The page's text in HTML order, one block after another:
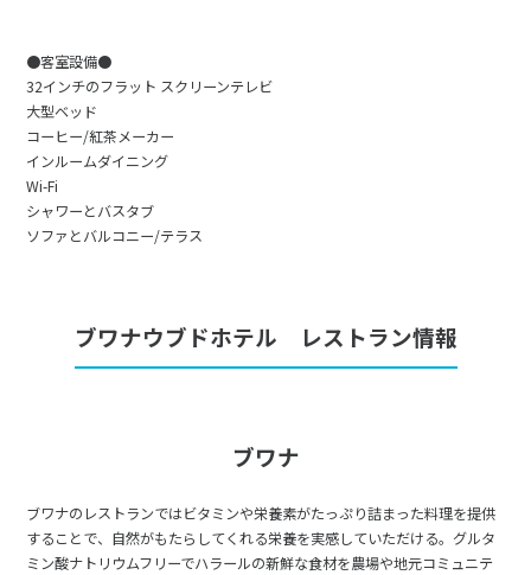
●客室設備●
32インチのフラット スクリーンテレビ
大型ベッド
コーヒー/紅茶メーカー
インルームダイニング
Wi-Fi
シャワーとバスタブ
ソファとバルコニー/テラス
ブワナウブドホテル レストラン情報
ブワナ
ブワナのレストランではビタミンや栄養素がたっぷり詰まった料理を提供
することで、自然がもたらしてくれる栄養を実感していただける。グルタ
ミン酸ナトリウムフリーでハラールの新鮮な食材を農場や地元コミュニテ